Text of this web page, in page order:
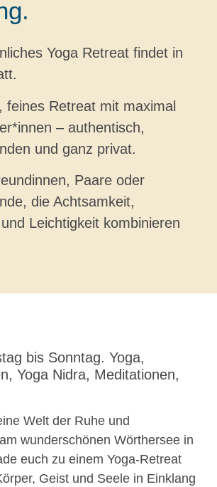
Yoga Retreat findet in
feines Retreat mit maximal
– authentisch,
und ganz privat.
Paare oder
die Achtsamkeit,
Leichtigkeit kombinieren
bis Sonntag. Yoga,
Yoga Nidra, Meditationen,
Welt der Ruhe und
wunderschönen Wörthersee in
euch zu einem Yoga-Retreat
Geist und Seele in Einklang